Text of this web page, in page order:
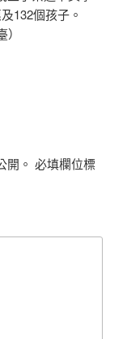
132個孩子。
開。 必填欄位標